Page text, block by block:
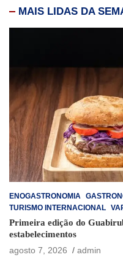
MAIS LIDAS DA
ENOGASTRONOMIA
TURISMO INTERNACIONAL
Primeira edição do
estabelecimentos
agosto 7, 2026
admin